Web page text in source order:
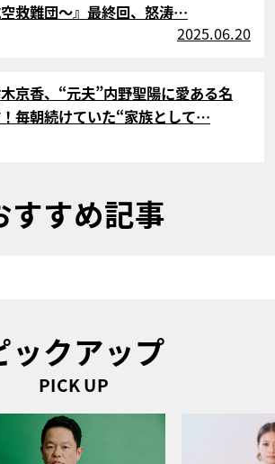
救難団～』最終回、怒涛…
2025.06.20
イル
京香、“元夫”内野聖陽に愛ある名
毎朝続けていた“家族として…
すすめ記事
ックアップ
PICK UP